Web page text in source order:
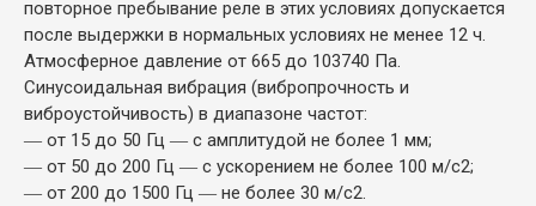
повторное пребывание реле в этих условиях допускается
после выдержки в нормальных условиях не менее 12 ч.
Атмосферное давление от 665 до 103740 Па.
Синусоидальная вибрация (вибропрочность и
виброустойчивость) в диапазоне частот:
― от 15 до 50 Гц ― с амплитудой не более 1 мм;
― от 50 до 200 Гц ― с ускорением не более 100 м/с2;
― от 200 до 1500 Гц ― не более 30 м/с2.